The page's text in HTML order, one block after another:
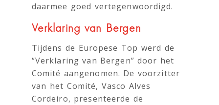
daarmee goed vertegenwoordigd.
Verklaring van Bergen
Tijdens de Europese Top werd de
“Verklaring van Bergen” door het
Comité aangenomen. De voorzitter
van het Comité, Vasco Alves
Cordeiro, presenteerde de